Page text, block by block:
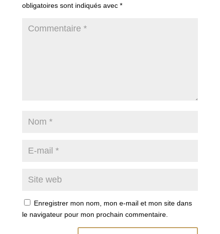
obligatoires sont indiqués avec *
Enregistrer mon nom, mon e-mail et mon site dans
le navigateur pour mon prochain commentaire.